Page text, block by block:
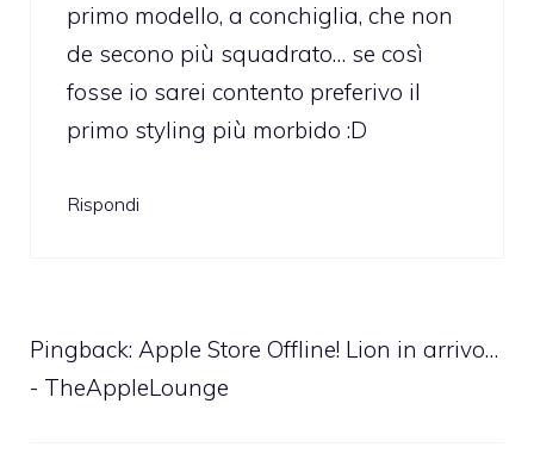
primo modello, a conchiglia, che non
de secono più squadrato… se così
fosse io sarei contento preferivo il
primo styling più morbido :D
Rispondi
Pingback: Apple Store Offline! Lion in arrivo…
- TheAppleLounge